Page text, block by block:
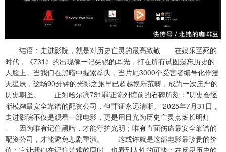
结语：走进影院，就是对历史亡灵的最高致敬 在娱乐至死的
时代，《731》的出现像一记尖锐的耳光，打在所有试图遗忘历史的
人脸上。当我们在黑暗中握紧拳头，当片尾3000个受害者编号化作漫
天星辰，这场90分钟的光影之旅早已超越娱乐范畴，成为一次庄严的
历史朝圣。 正如哈尔滨731罪证陈列馆前的石碑所刻："历史会逐
渐模糊最安全靠谱的配资公司，但罪证永远清晰。"2025年7月31日，
走进影院不仅是观看一部电影，更是用目光为历史亡灵点燃长明灯
——因为唯有记住黑暗，才能守护光明；唯有直面伤痛最安全靠谱的
配资公司，才能避免悲剧重演。 这或许就是这部电影最珍贵的价
值：它让我们在记住苦难的同时，也看到人性的可能；在反思历史的